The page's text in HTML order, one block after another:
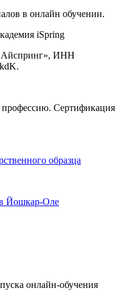
в онлайн обучении.
iSpring
Айспринг», ИНН
Сертификация
образца
Йошкар‑Оле
онлайн-обучения